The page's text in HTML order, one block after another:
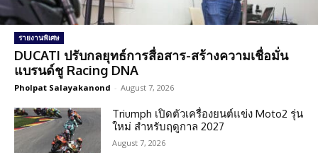
รายงานพิเศษ
DUCATI ปรับกลยุทธ์การสื่อสาร-สร้างความเชื่อมั่น
แบรนด์ชู Racing DNA
Pholpat Salayakanond - August 7, 2026
Triumph เปิดตัวเครื่องยนต์แข่ง Moto2 รุ่น
ใหม่ สำหรับฤดูกาล 2027
August 7, 2026